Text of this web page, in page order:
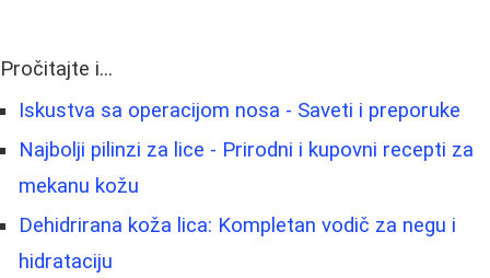
Pročitajte i...
Iskustva sa operacijom nosa - Saveti i preporuke
Najbolji pilinzi za lice - Prirodni i kupovni recepti za
mekanu kožu
Dehidrirana koža lica: Kompletan vodič za negu i
hidrataciju